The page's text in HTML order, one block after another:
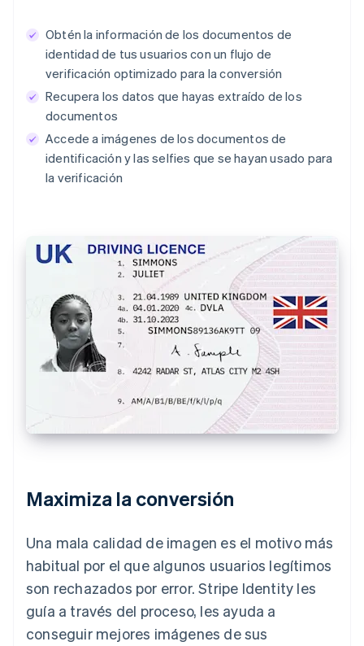
Obtén la información de los documentos de
identidad de tus usuarios con un flujo de
verificación optimizado para la conversión
Recupera los datos que hayas extraído de los
documentos
Accede a imágenes de los documentos de
identificación y las selfies que se hayan usado para
la verificación
Maximiza la conversión
Una mala calidad de imagen es el motivo más
habitual por el que algunos usuarios legítimos
son rechazados por error. Stripe Identity les
guía a través del proceso, les ayuda a
conseguir mejores imágenes de sus